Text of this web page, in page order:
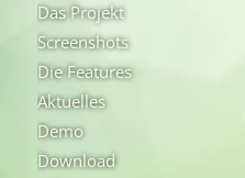
Das Projekt
Screenshots
Die Features
Aktuelles
Demo
Download